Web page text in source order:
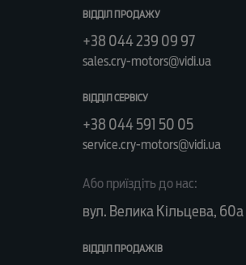
ВІДДІЛ ПРОДАЖУ
+38 044 239 09 97
sales.cry-motors@vidi.ua
ВІДДІЛ СЕРВІСУ
+38 044 591 50 05
service.cry-motors@vidi.ua
Або приїздіть до нас:
вул. Велика Кільцева, 60а
ВІДДІЛ ПРОДАЖІВ